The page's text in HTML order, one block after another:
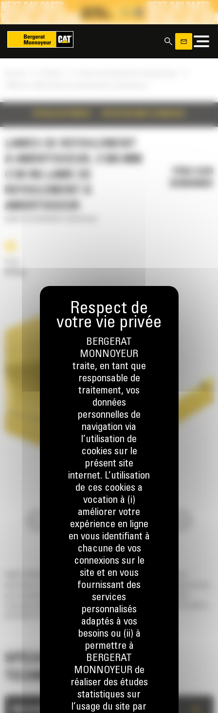
LAMES DE REFOULEMENT
À AMORTISSEUR, 3 505 MM
(138 IN) LAME DE
REFOULEMENT À
AMORTISSEUR
LAME DE REFOULEMENT À AMORTISSEUR, 138", lame de refoulement à
amortisseur, 138" de large Requiert des vérins de levage, des ancrages de vérin,
des canalisations hydrauliques et des protections de tourillons Requiert
l'ensemble matériel 230-7081 D10R requiert l'installation en usine des tourillons
207-5484 D10T requiert l'installation en usine des tourillons
SPÉCIFICATIONS
TECHNIQUES
Panneau de gestion des cookies
BERGERAT
MONNOYEUR
traite, en tant que
responsable de
traitement, vos
données
personnelles de
navigation via
l’utilisation de
cookies sur le
présent site
internet. L’utilisation
de ces cookies a
vocation à (i)
améliorer votre
expérience en ligne
en vous identifiant à
chacune de vos
connexions sur le
site et en vous
fournissant des
services
personnalisés
adaptés à vos
besoins ou (ii) à
permettre à
BERGERAT
MONNOYEUR de
réaliser des études
statistiques sur
l’usage du site par